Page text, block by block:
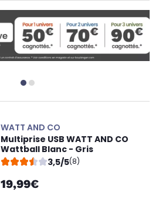
WATT AND CO
Multiprise USB WATT AND CO
Wattball Blanc - Gris
3,5/5(8)
19,99€